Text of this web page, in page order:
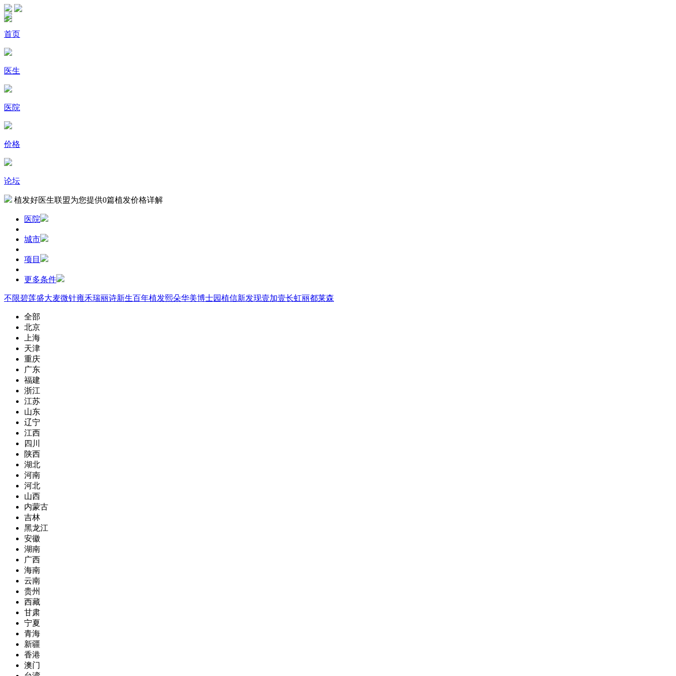
首页
医生
医院
价格
论坛
植发好医生联盟为您提供0篇植发价格详解
医院
城市
项目
更多条件
不限碧莲盛大麦微针雍禾瑞丽诗新生百年植发熙朵华美博士园植信新发现壹加壹长虹丽都莱森
全部
北京
上海
天津
重庆
广东
福建
浙江
江苏
山东
辽宁
江西
四川
陕西
湖北
河南
河北
山西
内蒙古
吉林
黑龙江
安徽
湖南
广西
海南
云南
贵州
西藏
甘肃
宁夏
青海
新疆
香港
澳门